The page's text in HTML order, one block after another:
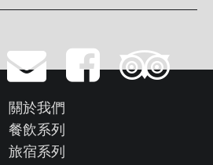
關於我們
餐飲系列
旅宿系列